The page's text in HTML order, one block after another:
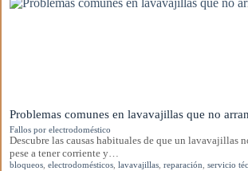
Problemas comunes en lavavajillas que no
Fallos por electrodoméstico
Descubre las causas habituales de que un lavavajillas
pese a tener corriente y…
bloqueos electrodomésticos lavavajillas reparación servicio